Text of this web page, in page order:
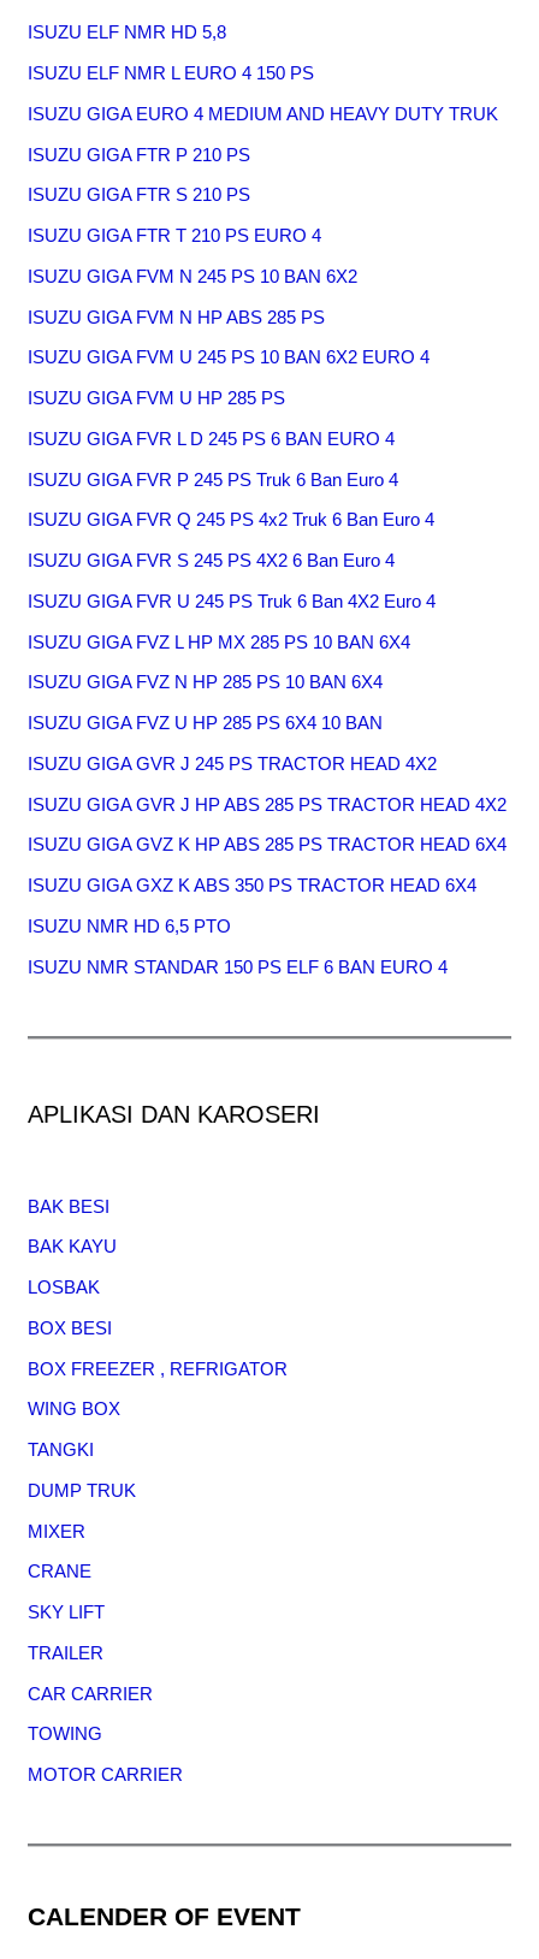
ISUZU ELF NMR HD 5,8
ISUZU ELF NMR L EURO 4 150 PS
ISUZU GIGA EURO 4 MEDIUM AND HEAVY DUTY TRUK
ISUZU GIGA FTR P 210 PS
ISUZU GIGA FTR S 210 PS
ISUZU GIGA FTR T 210 PS EURO 4
ISUZU GIGA FVM N 245 PS 10 BAN 6X2
ISUZU GIGA FVM N HP ABS 285 PS
ISUZU GIGA FVM U 245 PS 10 BAN 6X2 EURO 4
ISUZU GIGA FVM U HP 285 PS
ISUZU GIGA FVR L D 245 PS 6 BAN EURO 4
ISUZU GIGA FVR P 245 PS Truk 6 Ban Euro 4
ISUZU GIGA FVR Q 245 PS 4x2 Truk 6 Ban Euro 4
ISUZU GIGA FVR S 245 PS 4X2 6 Ban Euro 4
ISUZU GIGA FVR U 245 PS Truk 6 Ban 4X2 Euro 4
ISUZU GIGA FVZ L HP MX 285 PS 10 BAN 6X4
ISUZU GIGA FVZ N HP 285 PS 10 BAN 6X4
ISUZU GIGA FVZ U HP 285 PS 6X4 10 BAN
ISUZU GIGA GVR J 245 PS TRACTOR HEAD 4X2
ISUZU GIGA GVR J HP ABS 285 PS TRACTOR HEAD 4X2
ISUZU GIGA GVZ K HP ABS 285 PS TRACTOR HEAD 6X4
ISUZU GIGA GXZ K ABS 350 PS TRACTOR HEAD 6X4
ISUZU NMR HD 6,5 PTO
ISUZU NMR STANDAR 150 PS ELF 6 BAN EURO 4
APLIKASI DAN KAROSERI
BAK BESI
BAK KAYU
LOSBAK
BOX BESI
BOX FREEZER , REFRIGATOR
WING BOX
TANGKI
DUMP TRUK
MIXER
CRANE
SKY LIFT
TRAILER
CAR CARRIER
TOWING
MOTOR CARRIER
CALENDER OF EVENT